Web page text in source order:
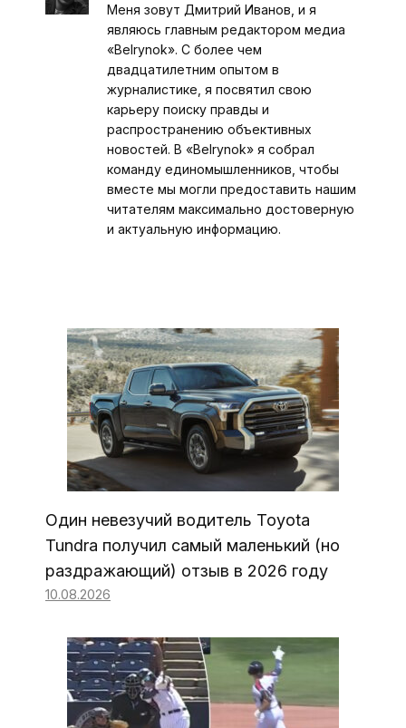
Меня зовут Дмитрий Иванов, и я
являюсь главным редактором медиа
«Belrynok». С более чем
двадцатилетним опытом в
журналистике, я посвятил свою
карьеру поиску правды и
распространению объективных
новостей. В «Belrynok» я собрал
команду единомышленников, чтобы
вместе мы могли предоставить нашим
читателям максимально достоверную
и актуальную информацию.
Один невезучий водитель Toyota
Tundra получил самый маленький (но
раздражающий) отзыв в 2026 году
10.08.2026